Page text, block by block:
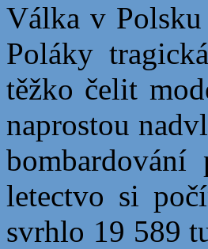
Válka v
Poláky
těžko čelit
naprostou
bombardování
letectvo si
svrhlo 19 589